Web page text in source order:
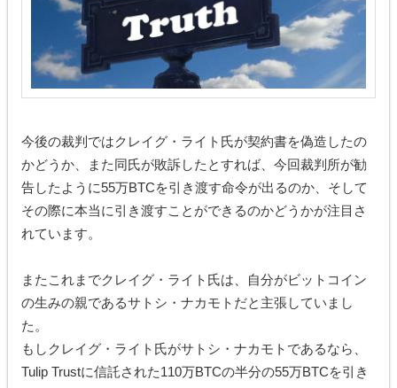
今後の裁判ではクレイグ・ライト氏が契約書を偽造したの
かどうか、また同氏が敗訴したとすれば、今回裁判所が勧
告したように55万BTCを引き渡す命令が出るのか、そして
その際に本当に引き渡すことができるのかどうかが注目さ
れています。
またこれまでクレイグ・ライト氏は、自分がビットコイン
の生みの親であるサトシ・ナカモトだと主張していまし
た。
もしクレイグ・ライト氏がサトシ・ナカモトであるなら、
Tulip Trustに信託された110万BTCの半分の55万BTCを引き